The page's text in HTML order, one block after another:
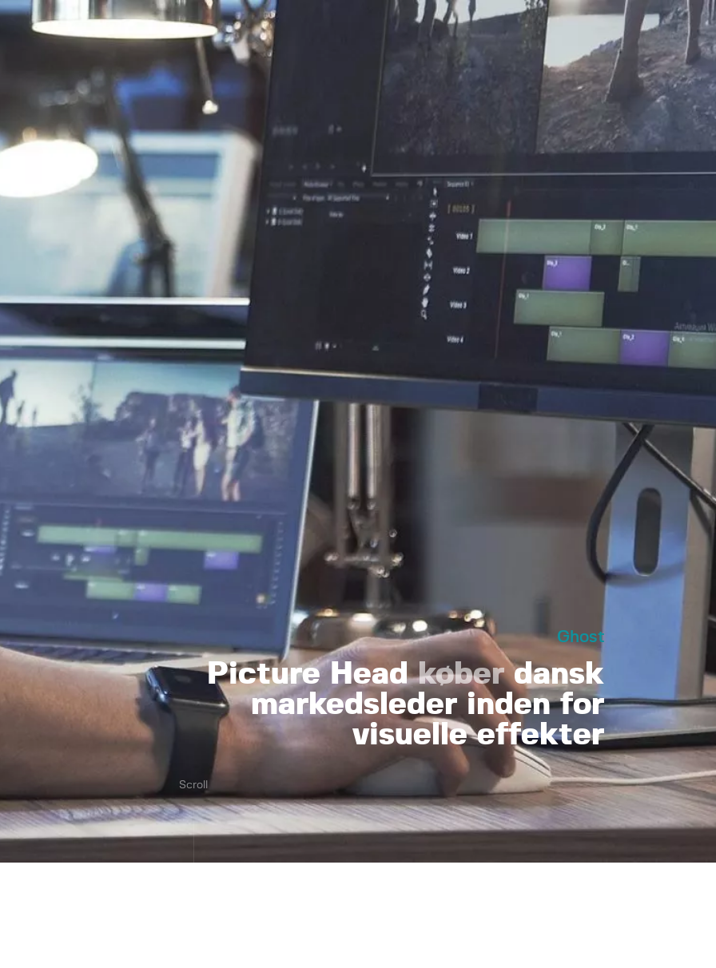
Ghost
Picture Headkøberdansk
markedsleder inden for
visuelle effekter
Scroll